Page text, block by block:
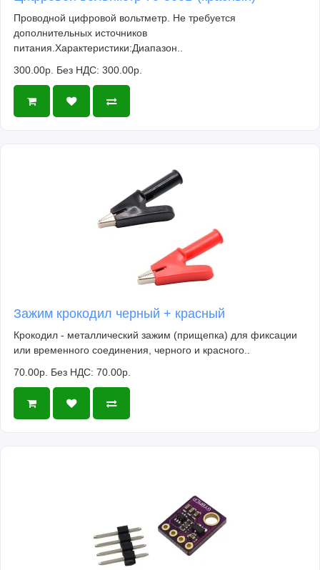
Проводной цифровой вольтметр. Не требуется
дополнительных источников
питания.Характеристики:Диапазон..
300.00р. Без НДС: 300.00р.
Зажим крокодил черный + красный
Крокодил - металлический зажим (прищепка) для фиксации
или временного соединения, черного и красного..
70.00р. Без НДС: 70.00р.